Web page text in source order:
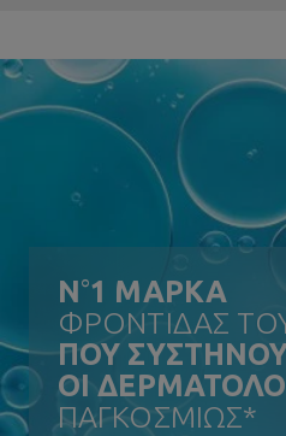
N°1 ΜΑΡΚΑ
ΦΡΟΝΤΙΔΑΣ
ΠΟΥ
ΟΙ
ΠΑΓΚΟΣΜΙΩΣ*